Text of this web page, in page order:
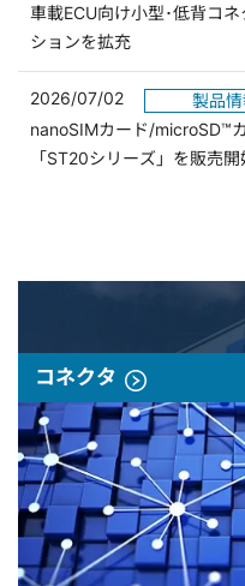
車載ECU向け小型･低背コ
ションを拡充
2026/07/02
製品情
nanoSIMカード/microSD™
「ST20シリーズ」を販売開
コネクタ